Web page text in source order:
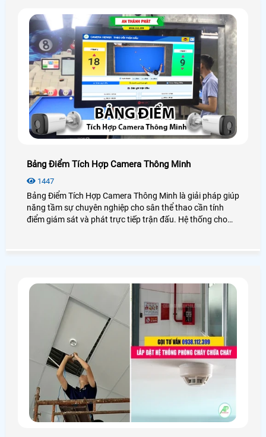
Bảng Điểm Tích Hợp Camera Thông Minh
1447
Bảng Điểm Tích Hợp Camera Thông Minh là giải pháp giúp
năng tầm sự chuyên nghiệp cho sân thể thao cần tính
điểm giám sát và phát trực tiếp trận đấu. Hệ thống cho